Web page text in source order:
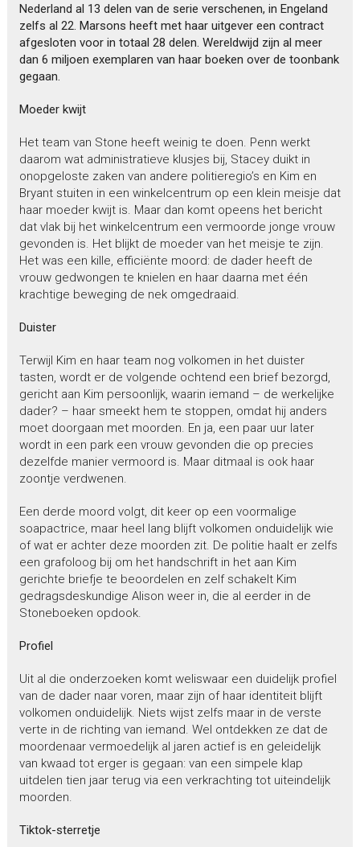
Nederland al 13 delen van de serie verschenen, in Engeland
zelfs al 22. Marsons heeft met haar uitgever een contract
afgesloten voor in totaal 28 delen. Wereldwijd zijn al meer
dan 6 miljoen exemplaren van haar boeken over de toonbank
gegaan.
Moeder kwijt
Het team van Stone heeft weinig te doen. Penn werkt
daarom wat administratieve klusjes bij, Stacey duikt in
onopgeloste zaken van andere politieregio’s en Kim en
Bryant stuiten in een winkelcentrum op een klein meisje dat
haar moeder kwijt is. Maar dan komt opeens het bericht
dat vlak bij het winkelcentrum een vermoorde jonge vrouw
gevonden is. Het blijkt de moeder van het meisje te zijn.
Het was een kille, efficiënte moord: de dader heeft de
vrouw gedwongen te knielen en haar daarna met één
krachtige beweging de nek omgedraaid.
Duister
Terwijl Kim en haar team nog volkomen in het duister
tasten, wordt er de volgende ochtend een brief bezorgd,
gericht aan Kim persoonlijk, waarin iemand – de werkelijke
dader? – haar smeekt hem te stoppen, omdat hij anders
moet doorgaan met moorden. En ja, een paar uur later
wordt in een park een vrouw gevonden die op precies
dezelfde manier vermoord is. Maar ditmaal is ook haar
zoontje verdwenen.
Een derde moord volgt, dit keer op een voormalige
soapactrice, maar heel lang blijft volkomen onduidelijk wie
of wat er achter deze moorden zit. De politie haalt er zelfs
een grafoloog bij om het handschrift in het aan Kim
gerichte briefje te beoordelen en zelf schakelt Kim
gedragsdeskundige Alison weer in, die al eerder in de
Stoneboeken opdook.
Profiel
Uit al die onderzoeken komt weliswaar een duidelijk profiel
van de dader naar voren, maar zijn of haar identiteit blijft
volkomen onduidelijk. Niets wijst zelfs maar in de verste
verte in de richting van iemand. Wel ontdekken ze dat de
moordenaar vermoedelijk al jaren actief is en geleidelijk
van kwaad tot erger is gegaan: van een simpele klap
uitdelen tien jaar terug via een verkrachting tot uiteindelijk
moorden.
Tiktok-sterretje